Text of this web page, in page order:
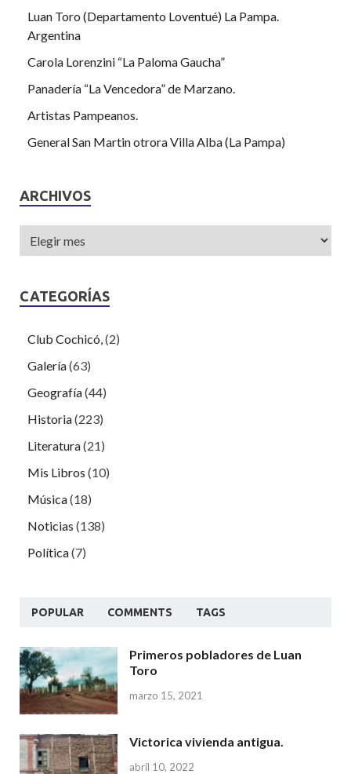
Luan Toro (Departamento Loventué) La Pampa.
Argentina
Carola Lorenzini “La Paloma Gaucha”
Panadería “La Vencedora” de Marzano.
Artistas Pampeanos.
General San Martin otrora Villa Alba (La Pampa)
ARCHIVOS
CATEGORÍAS
Club Cochicó, (2)
Galería(63)
Geografía(44)
Historia(223)
Literatura(21)
Mis Libros (10)
Música(18)
Noticias (138)
Política(7)
POPULAR COMMENTS TAGS
Primeros pobladores de Luan
Toro
marzo 15, 2021
Victorica vivienda antigua.
abril 10, 2022